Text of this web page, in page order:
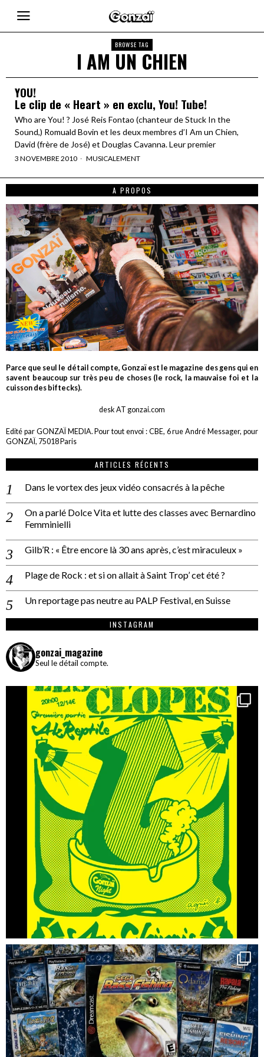
BROWSE TAG
I AM UN CHIEN
YOU!
Le clip de « Heart » en exclu, You! Tube!
Who are You! ? José Reis Fontao (chanteur de Stuck In the
Sound,) Romuald Bovin et les deux membres d’I Am un Chien,
David (frère de José) et Douglas Cavanna. Leur premier
3 NOVEMBRE 2010 MUSICALEMENT
A PROPOS
Parce que seul le détail compte, Gonzaï est le magazine des gens qui en
savent beaucoup sur très peu de choses (le rock, la mauvaise foi et la
cuisson des biftecks).
desk AT gonzai.com
Edité par GONZAÏ MEDIA. Pour tout envoi : CBE, 6 rue André Messager, pour
GONZAÏ, 75018 Paris
ARTICLES RÉCENTS
Dans le vortex des jeux vidéo consacrés à la pêche
On a parlé Dolce Vita et lutte des classes avec Bernardino
Femminielli
Gilb’R : « Être encore là 30 ans après, c’est miraculeux »
Plage de Rock : et si on allait à Saint Trop’ cet été ?
Un reportage pas neutre au PALP Festival, en Suisse
INSTAGRAM
gonzai_magazine
Seul le détail compte.